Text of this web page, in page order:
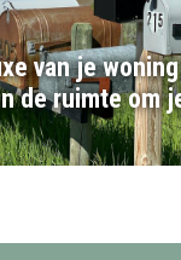
van je woning
de ruimte om